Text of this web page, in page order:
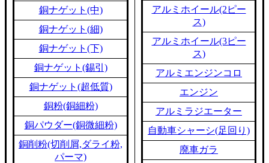
銅ナゲット(中)
銅ナゲット(細)
銅ナゲット(下)
銅ナゲット(錫引)
銅ナゲット(超低質)
銅粉(銅細粉)
銅パウダー(銅微細粉)
銅削粉(切削屑,ダライ粉,
パーマ)
アルミホイール(2ピー
ス)
アルミホイール(3ピー
ス)
アルミエンジンコロ
エンジン
アルミラジエーター
自動車シャーシ(足回り)
廃車ガラ